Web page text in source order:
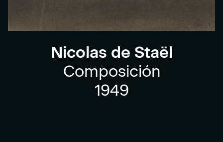
Nicolas de Staël
Composición
1949